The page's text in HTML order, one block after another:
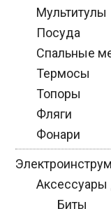
Мультитулы
Посуда
Спальные
Термосы
Топоры
Фляги
Фонари
Аксессуары
Биты